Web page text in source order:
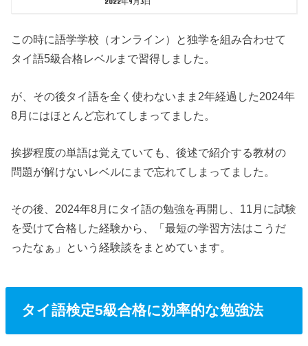
この時に語学学校（オンライン）と独学を組み合わせて
タイ語5級合格レベルまで習得しました。
が、その後タイ語を全く使わないまま2年経過した2024年
8月にはほとんど忘れてしまってました。
挨拶程度の単語は覚えていても、後述で紹介する教材の
問題が解けないレベルにまで忘れてしまってました。
その後、2024年8月にタイ語の勉強を再開し、11月に試験
を受けて合格した経験から、「最短の学習方法はこうだ
ったなぁ」という経験談をまとめています。
タイ語検定5級合格に効率的な勉強法